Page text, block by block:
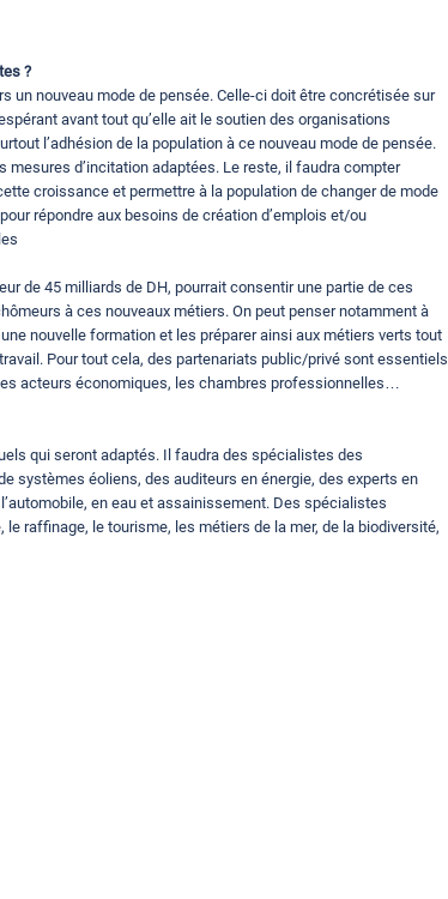
?
un nouveau mode de pensée. Celle-ci doit être concrétisée sur
avant tout qu’elle ait le soutien des organisations
l’adhésion de la population à ce nouveau mode de pensée.
mesures d’incitation adaptées. Le reste, il faudra compter
croissance et permettre à la population de changer de mode
répondre aux besoins de création d’emplois et/ou
de 45 milliards de DH, pourrait consentir une partie de ces
à ces nouveaux métiers. On peut penser notamment à
nouvelle formation et les préparer ainsi aux métiers verts tout
Pour tout cela, des partenariats public/privé sont essentiels
acteurs économiques, les chambres professionnelles…
qui seront adaptés. Il faudra des spécialistes des
systèmes éoliens, des auditeurs en énergie, des experts en
en eau et assainissement. Des spécialistes
raffinage, le tourisme, les métiers de la mer, de la biodiversité,